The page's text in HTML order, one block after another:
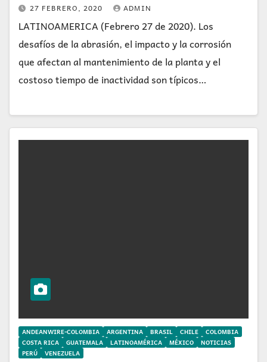
27 FEBRERO, 2020 ADMIN
LATINOAMERICA (Febrero 27 de 2020). Los
desafíos de la abrasión, el impacto y la corrosión
que afectan al mantenimiento de la planta y el
costoso tiempo de inactividad son típicos…
ANDEANWIRE-COLOMBIA ARGENTINA BRASIL CHILE
COLOMBIA
COSTA RICA
GUATEMALA LATINOAMÉRICA MÉXICO
NOTICIAS
PERÚ
VENEZUELA